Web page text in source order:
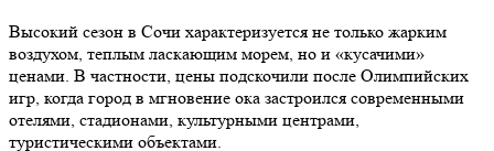
Высокий сезон в Сочи характеризуется не только жарким
воздухом, теплым ласкающим морем, но и «кусачими»
ценами. В частности, цены подскочили после Олимпийских
игр, когда город в мгновение ока застроился современными
отелями, стадионами, культурными центрами,
туристическими объектами.